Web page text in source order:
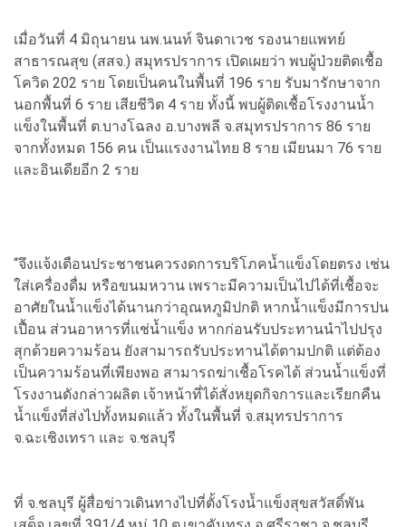
เมื่อวันที่ 4 มิถุนายน นพ.นนท์ จินดาเวช รองนายแพทย์
สาธารณสุข (สสจ.) สมุทรปราการ เปิดเผยว่า พบผู้ป่วยติดเชื้อ
โควิด 202 ราย โดยเป็นคนในพื้นที่ 196 ราย รับมารักษาจาก
นอกพื้นที่ 6 ราย เสียชีวิต 4 ราย ทั้งนี้ พบผู้ติดเชื้อโรงงานน้ำ
แข็งในพื้นที่ ต.บางโฉลง อ.บางพลี จ.สมุทรปราการ 86 ราย
จากทั้งหมด 156 คน เป็นแรงงานไทย 8 ราย เมียนมา 76 ราย
และอินเดียอีก 2 ราย
“จึงแจ้งเตือนประชาชนควรงดการบริโภคน้ำแข็งโดยตรง เช่น
ใส่เครื่องดื่ม หรือขนมหวาน เพราะมีความเป็นไปได้ที่เชื้อจะ
อาศัยในน้ำแข็งได้นานกว่าอุณหภูมิปกติ หากน้ำแข็งมีการปน
เปื้อน ส่วนอาหารที่แช่น้ำแข็ง หากก่อนรับประทานนำไปปรุง
สุกด้วยความร้อน ยังสามารถรับประทานได้ตามปกติ แต่ต้อง
เป็นความร้อนที่เพียงพอ สามารถฆ่าเชื้อโรคได้ ส่วนน้ำแข็งที่
โรงงานดังกล่าวผลิต เจ้าหน้าที่ได้สั่งหยุดกิจการและเรียกคืน
น้ำแข็งที่ส่งไปทั้งหมดแล้ว ทั้งในพื้นที่ จ.สมุทรปราการ
จ.ฉะเชิงเทรา และ จ.ชลบุรี
ที่ จ.ชลบุรี ผู้สื่อข่าวเดินทางไปที่ตั้งโรงน้ำแข็งสุขสวัสดิ์พัน